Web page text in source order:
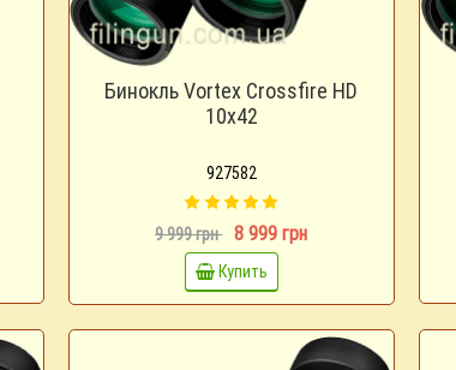
Бинокль Vortex Crossfire HD
10x42
927582
9 999 грн 8 999 грн
Купить